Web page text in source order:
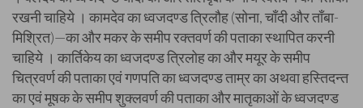
रखनी चाहिये । कामदेव का ध्वजदण्ड त्रिलौह (सोना, चाँदी और ताँबा-
मिश्रित)—का और मकर के समीप रक्तवर्ण की पताका स्थापित करनी
चाहिये । कार्तिकेय का ध्वजदण्ड त्रिलोह का और मयूर के समीप
चित्रवर्ण की पताका एवं गणपति का ध्वजदण्ड ताम्र का अथवा हस्तिदन्त
का एवं मूषक के समीप शुक्लवर्ण की पताका और मातृकाओं के ध्वजदण्ड